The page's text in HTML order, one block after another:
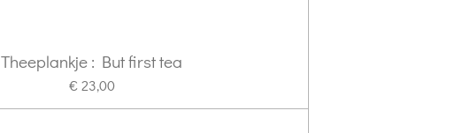
Theeplankje : But first tea
€ 23,00